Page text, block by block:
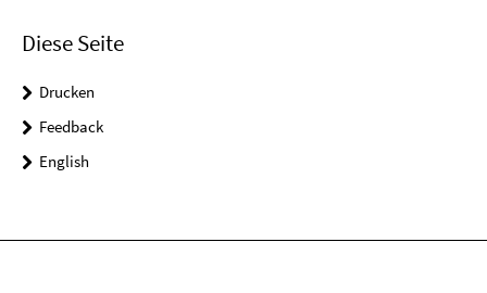
Diese Seite
Drucken
Feedback
English